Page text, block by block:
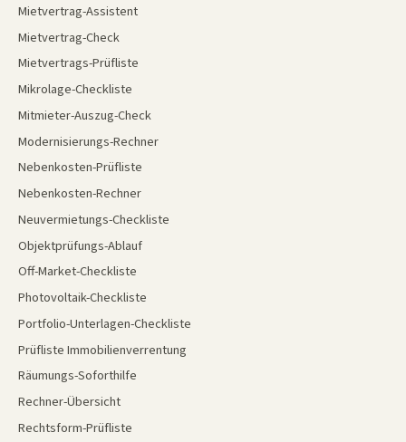
Mietvertrag-Assistent
Mietvertrag-Check
Mietvertrags-Prüfliste
Mikrolage-Checkliste
Mitmieter-Auszug-Check
Modernisierungs-Rechner
Nebenkosten-Prüfliste
Nebenkosten-Rechner
Neuvermietungs-Checkliste
Objektprüfungs-Ablauf
Off-Market-Checkliste
Photovoltaik-Checkliste
Portfolio-Unterlagen-Checkliste
Prüfliste Immobilienverrentung
Räumungs-Soforthilfe
Rechner-Übersicht
Rechtsform-Prüfliste